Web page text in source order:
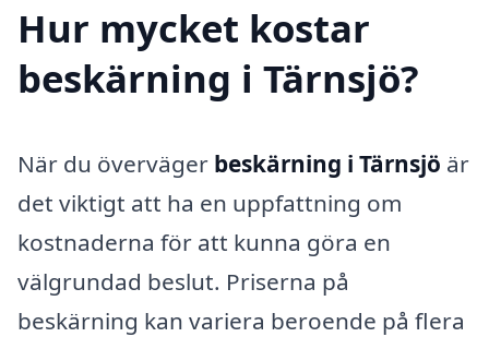
Hur mycket kostar
beskärning i Tärnsjö?
När du överväger beskärning i Tärnsjö är
det viktigt att ha en uppfattning om
kostnaderna för att kunna göra en
välgrundad beslut. Priserna på
beskärning kan variera beroende på flera